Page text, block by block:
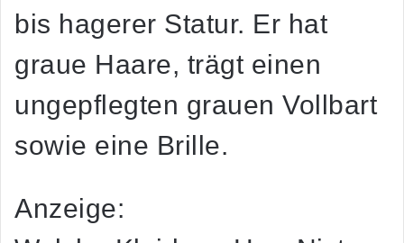
bis hagerer Statur. Er hat
graue Haare, trägt einen
ungepflegten grauen Vollbart
sowie eine Brille.
Anzeige: